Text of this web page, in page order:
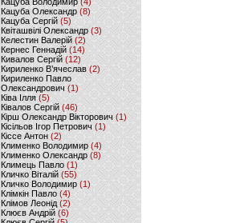
Кацуба Олександр (8)
Кацуба Сергій (5)
Квіташвілі Олександр(3)
Келестин Валерій(2)
Кернес Геннадій (14)
Кивалов Сергій (12)
Кириленко В’ячеслав (2)
Кириленко Павло
Олександрович (1)
Ківа Ілля (5)
Ківалов Сергій(46)
Кірш Олександр Вікторович (1)
Кісільов Ігор Петрович (1)
Кіссе Антон (2)
Клименко Володимир(4)
Клименко Олександр (8)
Климець Павло (1)
Кличко Віталій(55)
Кличко Володимир (1)
Клімкін Павло (4)
Клімов Леонід(2)
Клюєв Андрій(6)